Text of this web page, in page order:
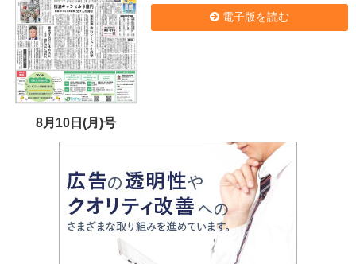
8月10日(月)号
電子版を読む